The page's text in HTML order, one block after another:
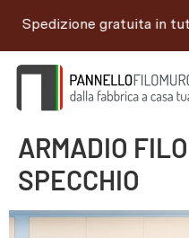
Spedizione gratuita in
ARMADIO
SPECCHIO